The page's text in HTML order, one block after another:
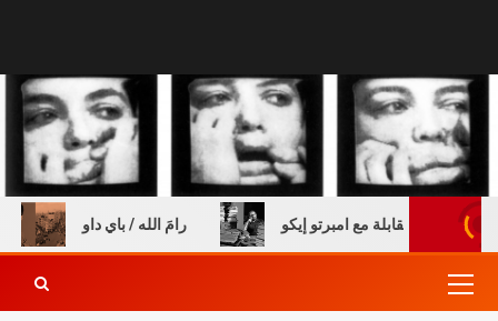
رامَ الله / باي داو – مقابلة مع امبرتو إيكو